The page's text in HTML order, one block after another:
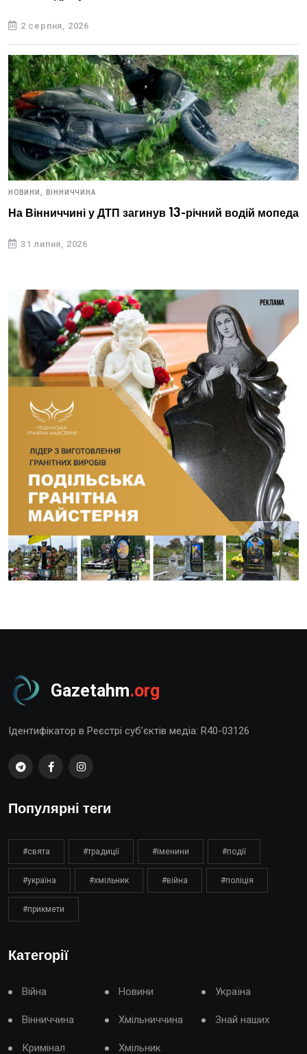
2 серпня, 2026
НОВИНИ, ВІННИЧЧИНА
На Вінниччині у ДТП загинув 13-річний водій мопеда
31 липня, 2026
Gazetahm.org
Ідентифікатор в Реєстрі суб’єктів медіа: R40-03126
Популярні теги
#свята #традиції #іменини #події
#україна #хмільник #війна #поліція
#прикмети
Категорії
Війна Новини Україна
Вінниччина Хмільниччина Знай наших
Кримінал Хмільник